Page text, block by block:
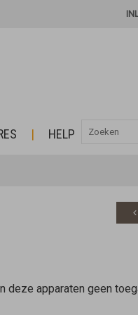
HELP
deze apparaten geen